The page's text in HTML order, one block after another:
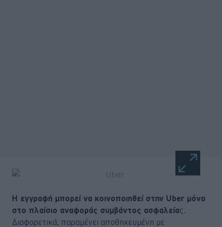
Η εγγραφή μπορεί να κοινοποιηθεί στην Uber μόνο
στο πλαίσιο αναφοράς συμβάντος ασφαλείας.
Διαφορετικά, παραμένει αποθηκευμένη με